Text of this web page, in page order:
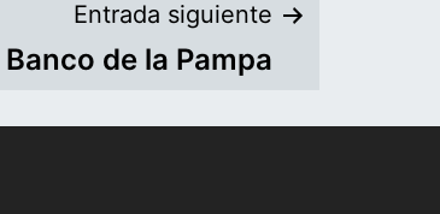
Entrada siguiente
Banco de la Pampa